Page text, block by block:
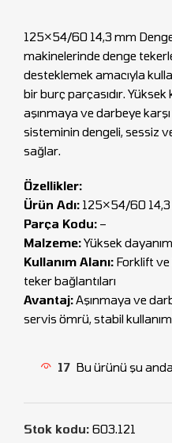
125×54/60 14,3 mm
makinelerinde denge
desteklemek amacıyla
bir burç parçasıdır.
aşınmaya ve darbeye karşı
sisteminin dengeli, sessiz
sağlar.
Özellikler:
Ürün Adı: 125×54/60
Parça Kodu: –
Malzeme:Yüksek
Kullanım Alanı: Forklift
teker bağlantıları
Avantaj:Aşınmaya ve
servis ömrü, stabil kullanım
17 Bu ürünü şu
Stok kodu: 603.121